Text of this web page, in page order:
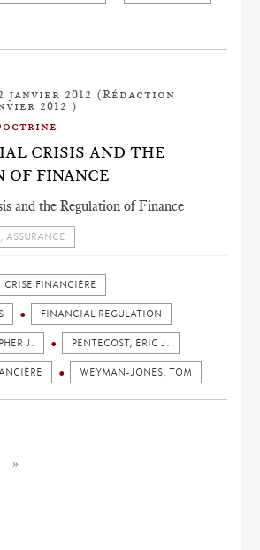
janvier 2012 (Rédaction
2012 )
CRISIS AND THE
OF FINANCE
and the Regulation of Finance
ASSURANCE
CRISE FINANCIÈRE
FINANCIAL REGULATION
J. PENTECOST, ERIC J.
WEYMAN-JONES, TOM
»